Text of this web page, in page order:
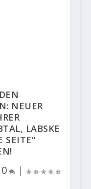
NEUER
LABSKE
SEITE“
0 |